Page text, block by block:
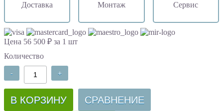
Доставка Монтаж Сервис
Цена 56 500 ₽ за 1 шт
Количество
- +
В КОРЗИНУ СРАВНЕНИЕ